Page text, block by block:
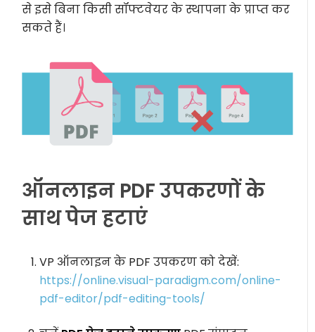
से इसे बिना किसी सॉफ्टवेयर के स्थापना के प्राप्त कर
सकते हैं।
ऑनलाइन PDF उपकरणों के
साथ पेज हटाएं
VP ऑनलाइन के PDF उपकरण को देखें:
https://online.visual-paradigm.com/online-
pdf-editor/pdf-editing-tools/